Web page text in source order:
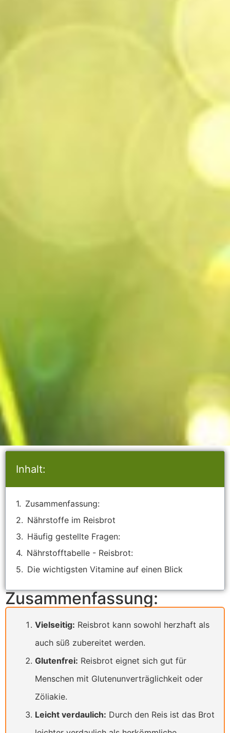
Inhalt:
Zusammenfassung:
Nährstoffe im Reisbrot
Häufig gestellte Fragen:
Nährstofftabelle - Reisbrot:
Die wichtigsten Vitamine auf einen Blick
Zusammenfassung:
Vielseitig: Reisbrot kann sowohl herzhaft als
auch süß zubereitet werden.
Glutenfrei: Reisbrot eignet sich gut für
Menschen mit Glutenunverträglichkeit oder
Zöliakie.
Leicht verdaulich: Durch den Reis ist das Brot